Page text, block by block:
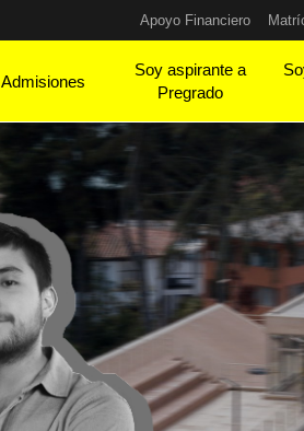
Apoyo Financiero
Admisiones
Soy aspirante a
Pregrado